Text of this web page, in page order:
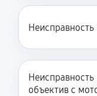
объектив с